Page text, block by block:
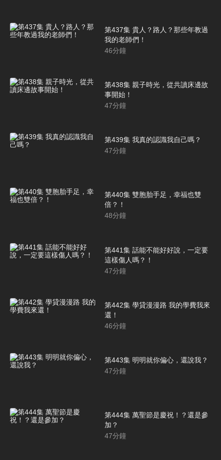
第437集 貴人？路人？那些年教過
我的老師們！
46分鐘
第438集 親子時光，從共讀床邊故
事開始！
47分鐘
第439集 我真的認識我自己嗎？
47分鐘
第440集 雙胞胎手足，幸福也雙
倍？！
48分鐘
第441集 話能不能好好說，一定要
這樣傷人嗎？！
47分鐘
第442集 學貸漫漫路 我的學費我來
還！
46分鐘
第443集 明明就你偏心，還說我？
47分鐘
第444集 萬聖節是慶祝！？還是參
加？
47分鐘